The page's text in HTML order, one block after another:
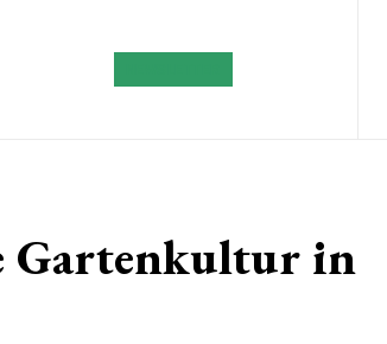
Gartenkultur in